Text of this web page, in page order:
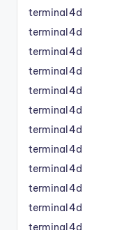
terminal4d
terminal4d
terminal4d
terminal4d
terminal4d
terminal4d
terminal4d
terminal4d
terminal4d
terminal4d
terminal4d
terminal4d